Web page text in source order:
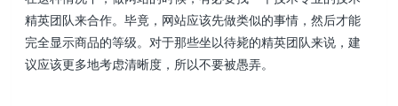
精英团队来合作。毕竟，网站应该先做类似的事情，然后才能
完全显示商品的等级。对于那些坐以待毙的精英团队来说，建
议应该更多地考虑清晰度，所以不要被愚弄。